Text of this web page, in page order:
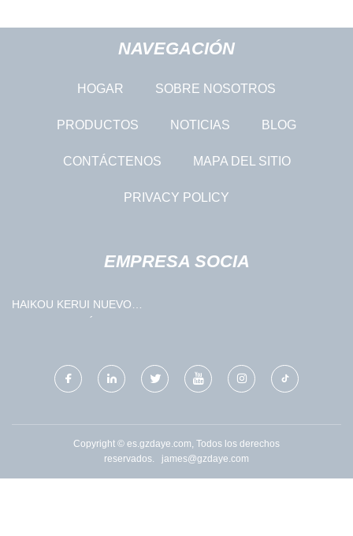
NAVEGACIÓN
HOGAR SOBRE NOSOTROS
PRODUCTOS NOTICIAS BLOG
CONTÁCTENOS MAPA DEL SITIO
PRIVACY POLICY
EMPRESA SOCIA
HAIKOU KERUI NUEVO
Copyright © es.gzdaye.com, Todos los derechos
reservados. james@gzdaye.com